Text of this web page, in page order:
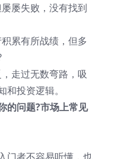
屡失败，没有找到
累有所战绩，但多
走过无数弯路，吸
投资逻辑。
的问题?市场上常见